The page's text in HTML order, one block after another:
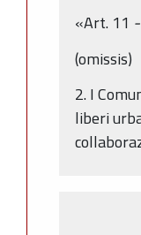
«Art. 11 -
(omissis)
2. I
liberi